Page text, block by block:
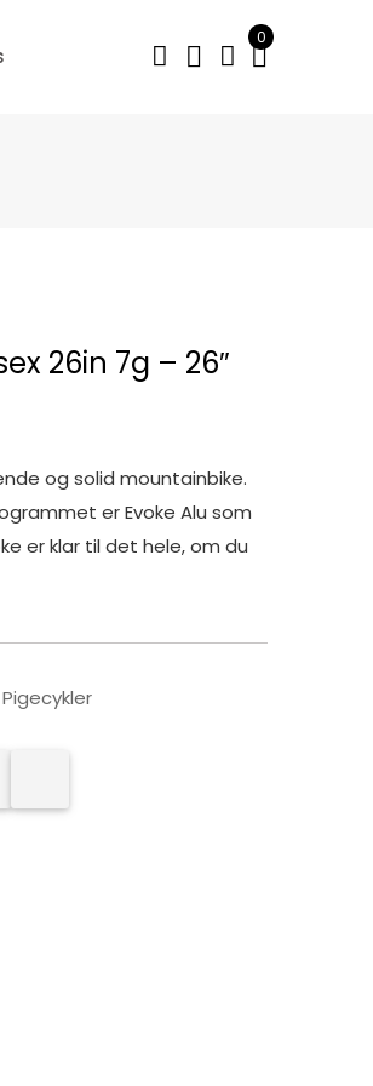
0
26in 7g – 26″
og solid mountainbike.
er Evoke Alu som
er klar til det hele, om du
Pigecykler